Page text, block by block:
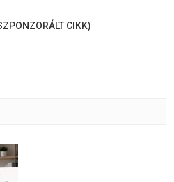
CIKK)